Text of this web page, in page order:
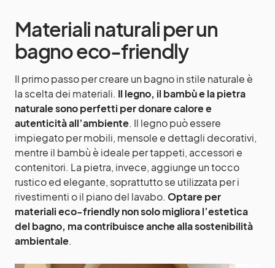
Materiali naturali per un
bagno eco-friendly
Il primo passo per creare un bagno in stile naturale è
la scelta dei materiali. Il legno, il bambù e la pietra
naturale sono perfetti per donare calore e
autenticità all’ambiente. Il legno può essere
impiegato per mobili, mensole e dettagli decorativi,
mentre il bambù è ideale per tappeti, accessori e
contenitori. La pietra, invece, aggiunge un tocco
rustico ed elegante, soprattutto se utilizzata per i
rivestimenti o il piano del lavabo. Optare per
materiali eco-friendly non solo migliora l’estetica
del bagno, ma contribuisce anche alla sostenibilità
ambientale.